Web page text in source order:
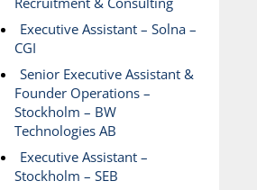
Executive Assistant – Solna –
CGI
Senior Executive Assistant &
Founder Operations –
Stockholm – BW
Technologies AB
Executive Assistant –
Stockholm – SEB